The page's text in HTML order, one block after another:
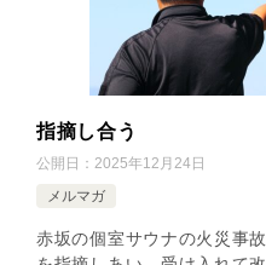
指摘し合う
公開日： 2025年12月24日
メルマガ
赤坂の個室サウナの火災事